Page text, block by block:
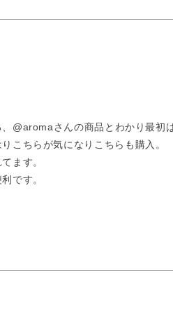
@aromaさんの商品とわかり最初
こちらが気になりこちらも購入。
ます。
です。